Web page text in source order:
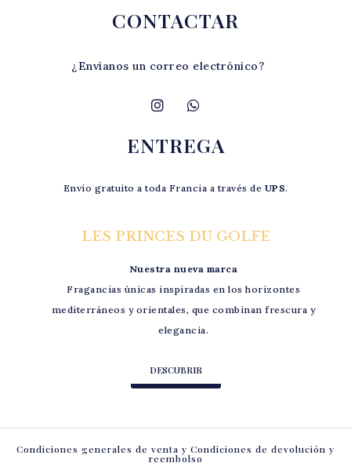
CONTACTAR
¿Envíanos un correo electrónico?
ENTREGA
Envío gratuito a toda Francia a través de UPS.
LES PRINCES DU GOLFE
Nuestra nueva marca
Fragancias únicas inspiradas en los horizontes
mediterráneos y orientales, que combinan frescura y
elegancia.
DESCUBRIR
Condiciones generales de venta y Condiciones de devolución y
reembolso